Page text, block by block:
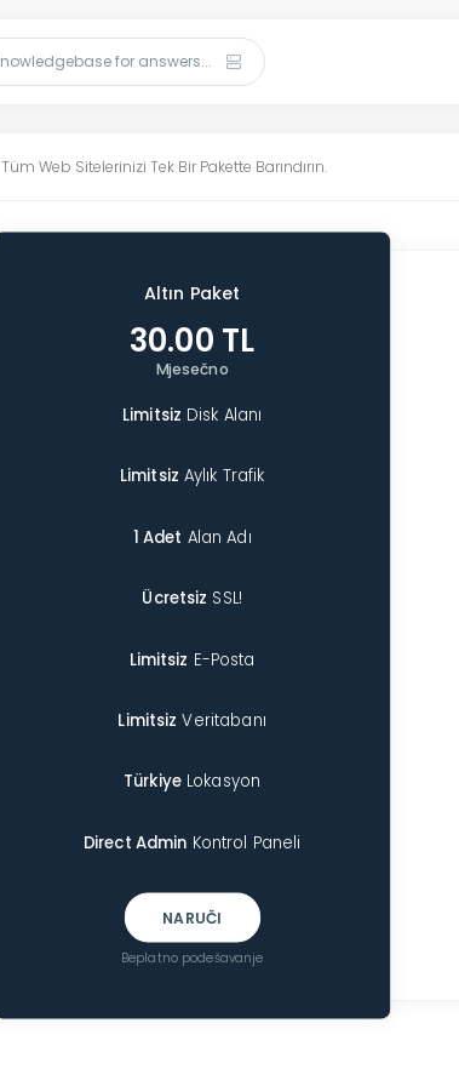
Tüm Web Sitelerinizi Tek Bir Pakette Barındırın.
Altın Paket
30.00 TL
Mjesečno
Limitsiz Disk Alanı
Limitsiz Aylık Trafik
1 Adet Alan Adı
Ücretsiz SSL!
Limitsiz E-Posta
Limitsiz Veritabanı
Türkiye Lokasyon
Direct Admin Kontrol Paneli
NARUČI
Beplatno podešavanje